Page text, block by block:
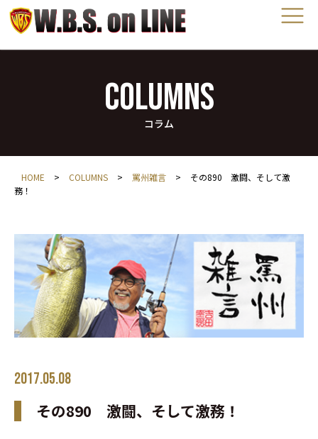
COLUMNS
コラム
HOME > COLUMNS > 罵州雑言 >
その890 激闘、そして激
務！
2017.05.08
その890 激闘、そして激務！